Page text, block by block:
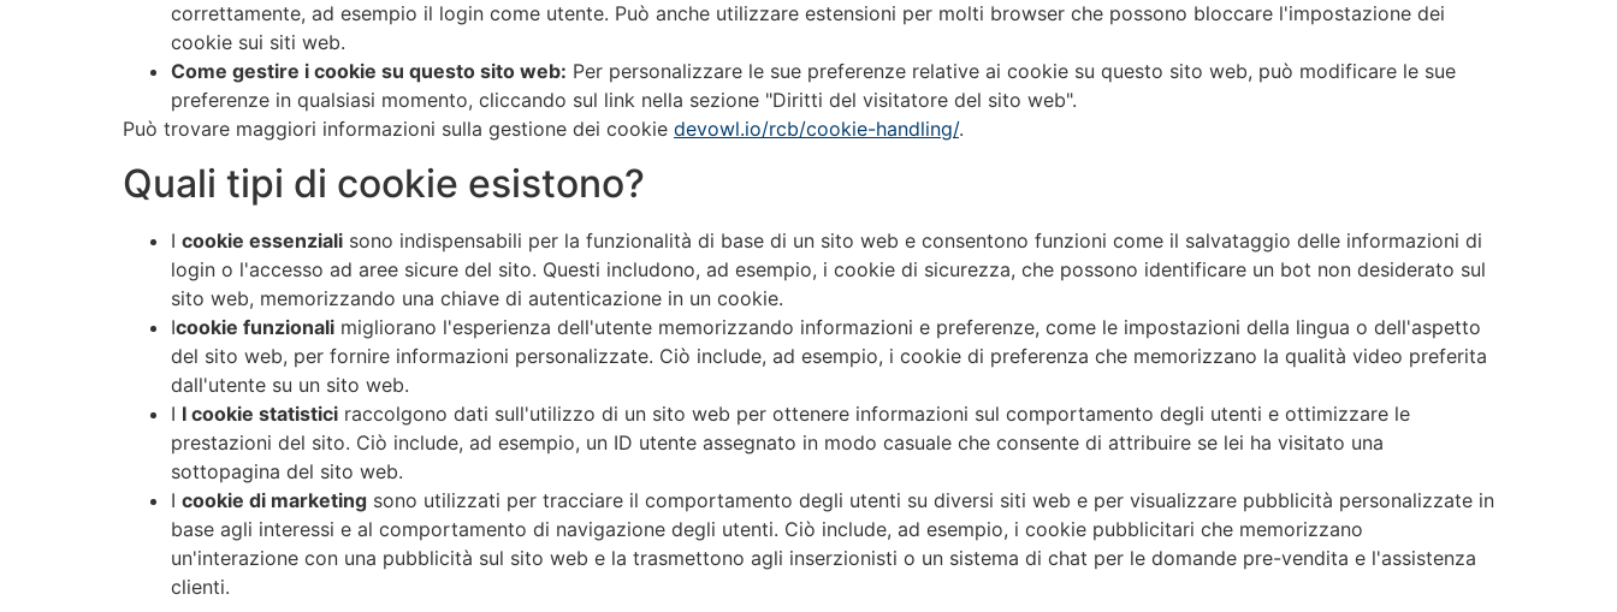
correttamente, ad esempio il login come utente. Può anche utilizzare estensioni per molti browser che possono bloccare l'impostazione dei
cookie sui siti web.
Come gestire i cookie su questo sito web: Per personalizzare le sue preferenze relative ai cookie su questo sito web, può modificare le sue
preferenze in qualsiasi momento, cliccando sul link nella sezione "Diritti del visitatore del sito web".
Può trovare maggiori informazioni sulla gestione dei cookie devowl.io/rcb/cookie-handling/.
Quali tipi di cookie esistono?
I cookie essenziali sono indispensabili per la funzionalità di base di un sito web e consentono funzioni come il salvataggio delle informazioni di
login o l'accesso ad aree sicure del sito. Questi includono, ad esempio, i cookie di sicurezza, che possono identificare un bot non desiderato sul
sito web, memorizzando una chiave di autenticazione in un cookie.
Icookie funzionali migliorano l'esperienza dell'utente memorizzando informazioni e preferenze, come le impostazioni della lingua o dell'aspetto
del sito web, per fornire informazioni personalizzate. Ciò include, ad esempio, i cookie di preferenza che memorizzano la qualità video preferita
dall'utente su un sito web.
I I cookie statistici raccolgono dati sull'utilizzo di un sito web per ottenere informazioni sul comportamento degli utenti e ottimizzare le
prestazioni del sito. Ciò include, ad esempio, un ID utente assegnato in modo casuale che consente di attribuire se lei ha visitato una
sottopagina del sito web.
I cookie di marketing sono utilizzati per tracciare il comportamento degli utenti su diversi siti web e per visualizzare pubblicità personalizzate in
base agli interessi e al comportamento di navigazione degli utenti. Ciò include, ad esempio, i cookie pubblicitari che memorizzano
un'interazione con una pubblicità sul sito web e la trasmettono agli inserzionisti o un sistema di chat per le domande pre-vendita e l'assistenza
clienti.